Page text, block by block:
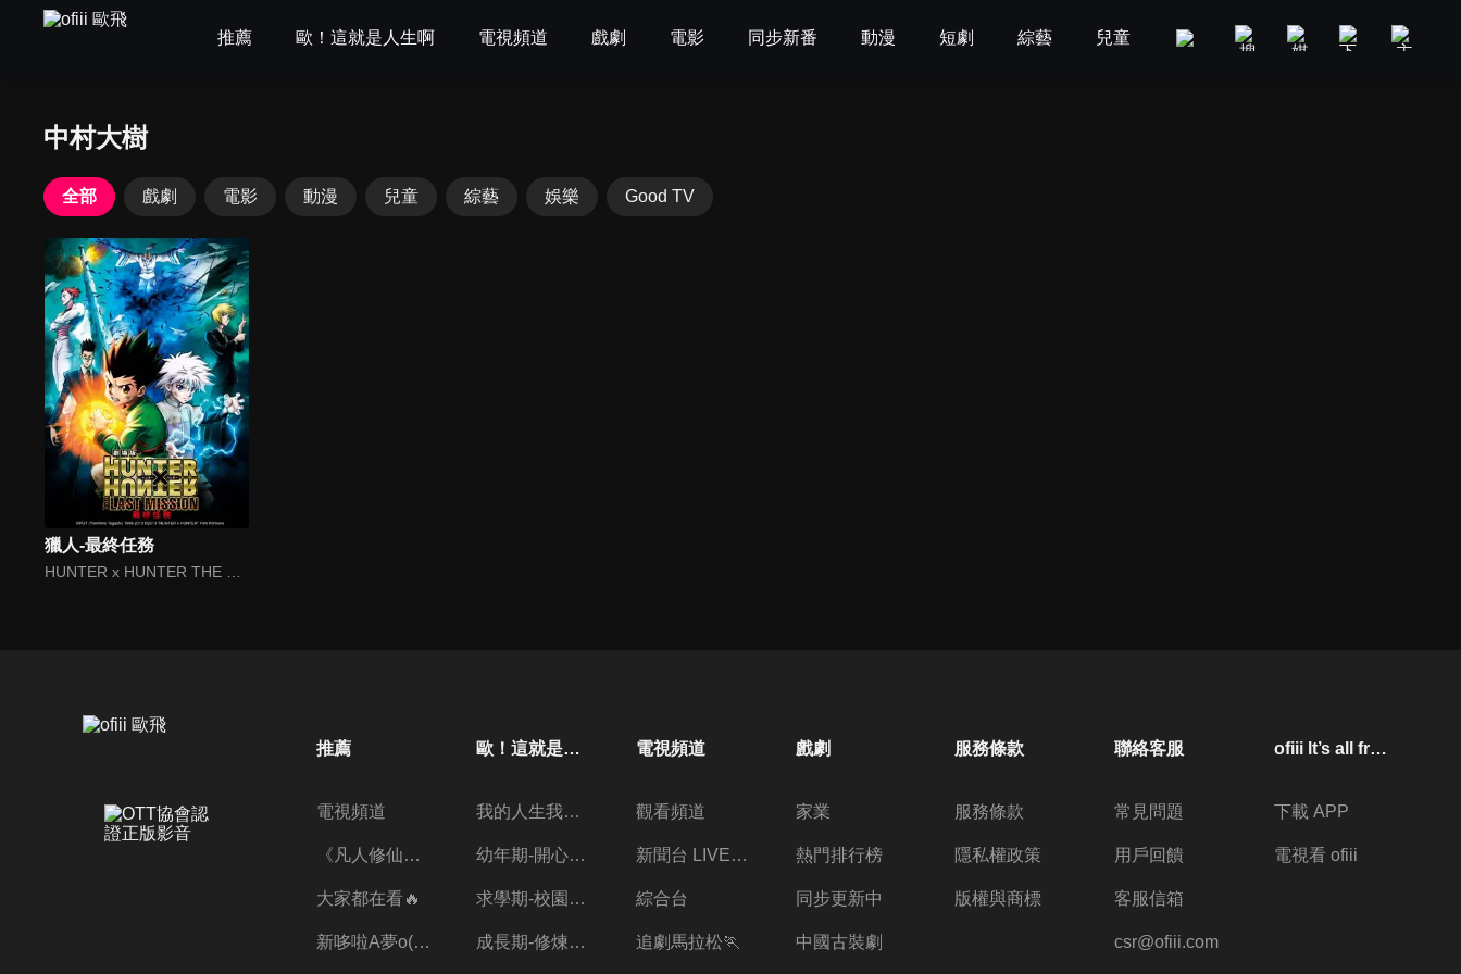
推薦 歐！這就是人生啊 電視頻道 戲劇 電影 同步新番 動漫 短劇 綜藝 兒童 GOOD TV 娛樂 美食旅遊
中村大樹
全部 戲劇 電影 動漫 兒童 綜藝 娛樂 Good TV
獵人-最終任務
推薦
電視頻道
《凡人修仙傳》第五季全新開播✨
大家都在看🔥
新哆啦A夢o((ﾐﾟｴﾟﾐ))o
歐！這就是人生啊
我的人生我做主
幼年期-開心放暑假
求學期-校園三兩事
成長期-修煉愛情的心酸
電視頻道
觀看頻道
新聞台 LIVE 直播
綜合台
追劇馬拉松🏃
戲劇
家業
熱門排行榜
同步更新中
中國古裝劇
服務條款
服務條款
隱私權政策
版權與商標
聯絡客服
常見問題
用戶回饋
客服信箱
csr@ofiii.com
ofiii lt’s all free
下載 APP
電視看 ofiii